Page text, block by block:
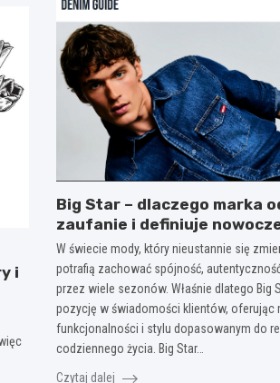
i
Big Star – dlaczego marka
zaufanie i definiuje
codzienny?
W świecie mody, który nieustannie się
potrafią zachować spójność,
przez wiele sezonów. Właśnie dlatego Big
pozycję w świadomości klientów, oferując
funkcjonalności i stylu dopasowanym do
codziennego życia. Big Star…
Czytaj dalej